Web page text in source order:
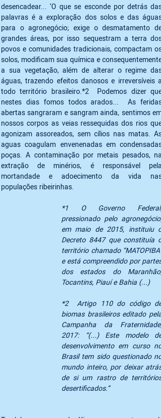
desencadear... ‘O que se esconde por detrás das
palavras é a exploração dos solos e das águas
para o agronegócio; exige o desmatamento de
grandes áreas, por isso sequestram a terra dos
povos e comunidades tradicionais, compactam os
solos, modificam sua química e consequentemente
a sua vegetação, além de alterar o regime das
águas, trazendo efeitos danosos e irreversíveis a
todo território brasileiro.*2  Podemos dizer que
nestes dias fomos todos arados...  As feridas
abertas sangraram e sangram ainda, sentimos em
nossos corpos as veias ressequidas dos rios que
agonizam assoreados, sem cílios nas matas. As
aguas coagulam envenenadas em condensadas
poças. A contaminação por metais pesados, na
extração de minérios, é responsável pela
mortandade e adoecimento da vida nas
populações ribeirinhas.
*1 O Governo Federal,
pressionado pelo agronegócio,
em maio de 2015, instituiu o
Decreto 8447 que constituía o
território chamado “MATOPIBA”
e está compreendido por partes
dos estados do Maranhão,
Tocantins, Piauí e Bahia (...)
*2  Artigo 110 do código de
biomas brasileiros editado pela
Campanha da Fraternidade,
2017: “(...) Este modelo de
desenvolvimento em curso no
Brasil tem sido questionado no
mundo inteiro, por deixar atrás
de si um rastro de territórios
desertificados.”